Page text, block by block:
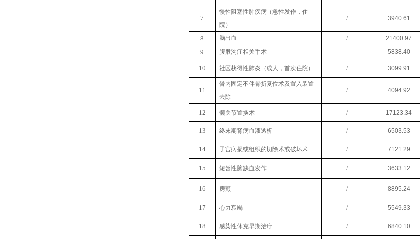
7
慢性阻塞性肺疾病（急性发作，住
院）
/ 3940.61
8 脑出血 / 21400.97
9 腹股沟疝相关手术 5838.40
10 社区获得性肺炎（成人，首次住院） / 3099.91
11
骨内固定不伴骨折复位术及置入装置
去除
/ 4094.92
12 髋关节置换术 / 17123.34
13 终末期肾病血液透析 / 6503.53
14 子宫病损或组织的切除术或破坏术 / 7121.29
15 短暂性脑缺血发作 / 3633.12
16 房颤 / 8895.24
17 心力衰竭 / 5549.33
18 感染性休克早期治疗 / 6840.10